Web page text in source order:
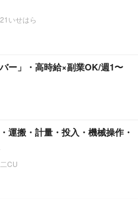
いせはら
ー」・高時給×副業OK/週1〜
運搬・計量・投入・機械操作・
CU